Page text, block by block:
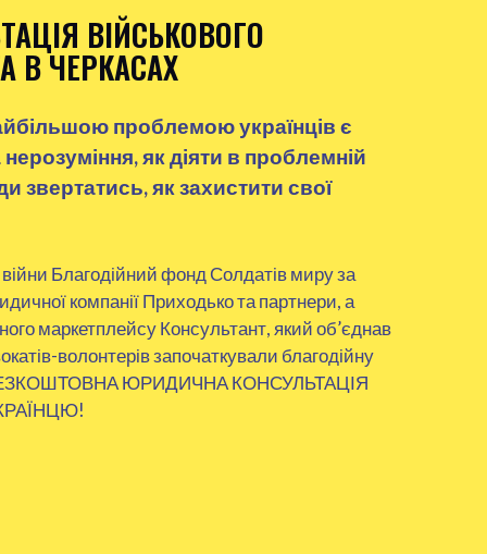
ВІЙСЬКОВОГО
В ЧЕРКАСАХ
проблемою українців є
нерозуміння, як діяти в проблемній
звертатись, як захистити свої
Благодійний фонд Солдатів миру за
компанії Приходько та партнери, а
маркетплейсу Консультант, який об’єднав
волонтерів започаткували благодійну
БЕЗКОШТОВНА ЮРИДИЧНА КОНСУЛЬТАЦІЯ